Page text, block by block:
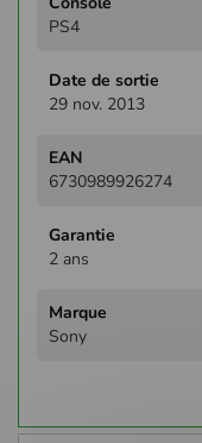
d'infos
PS4
29 nov. 2013
6730989926274
2 ans
Sony